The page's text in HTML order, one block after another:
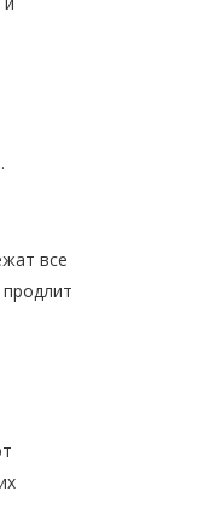
все